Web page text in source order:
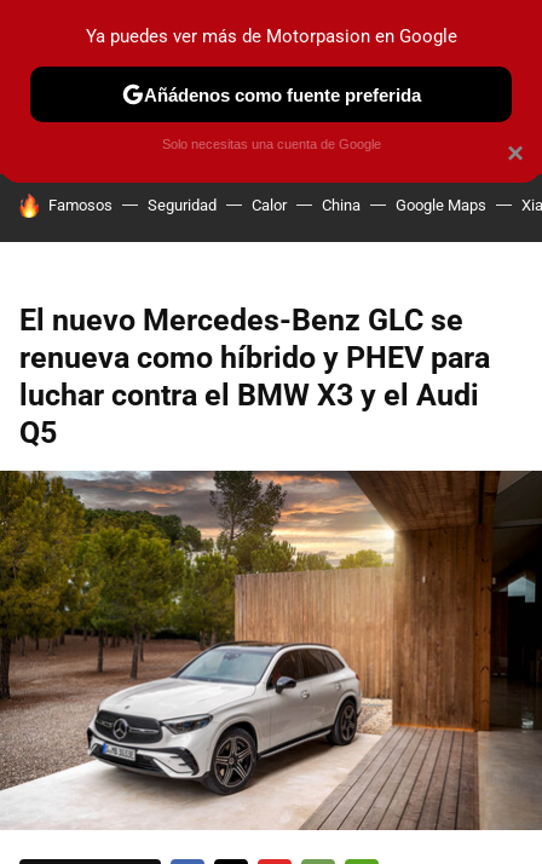
PRUEBAS COCHES ELÉCTRICOS OBSERVATORIO
HOY SE HABLA DE
Famosos Seguridad Calor China Google Maps
El nuevo Mercedes-Benz GLC se
renueva como híbrido y PHEV para
luchar contra el BMW X3 y el Audi
Q5
×
Ya puedes ver más de Motorpasion en Google
Añádenos como fuente preferida
Solo necesitas una cuenta de Google